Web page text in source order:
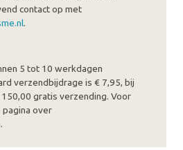
contact op met
.
5 tot 10 werkdagen
verzendbijdrage is € 7,95, bij
gratis verzending. Voor
over